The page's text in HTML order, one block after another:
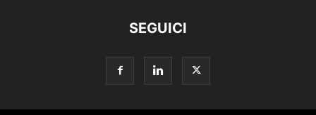
SEGUICI